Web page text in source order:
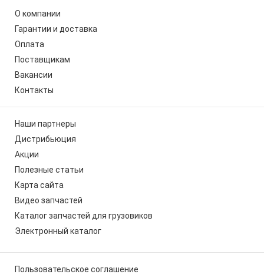
О компании
Гарантии и доставка
Оплата
Поставщикам
Вакансии
Контакты
Наши партнеры
Дистрибьюция
Акции
Полезные статьи
Карта сайта
Видео запчастей
Каталог запчастей для грузовиков
Электронный каталог
Пользовательское соглашение